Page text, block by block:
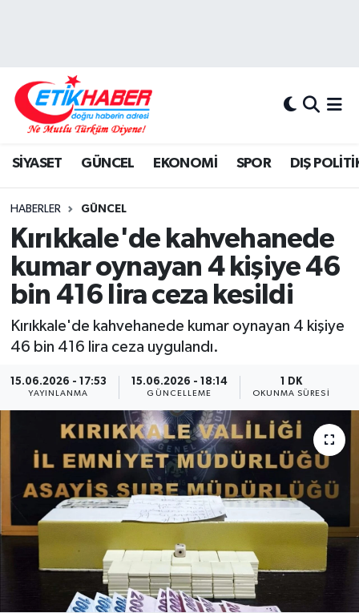
SİYASET GÜNCEL EKONOMİ SPOR DIŞ
HABERLER GÜNCEL
Kırıkkale'de kahvehanede
kumar oynayan 4 kişiye 46
bin 416 lira ceza kesildi
Kırıkkale'de kahvehanede kumar oynayan 4 kişiye
46 bin 416 lira ceza uygulandı.
15.06.2026 - 17:53
YAYINLANMA
15.06.2026 - 18:14
GÜNCELLEME
1 DK
OKUNMA SÜRESI
DIŞ POLİTİKA
KÖŞE YAZILARI
KÜLTÜR-SANAT-MAGAZİN
MEDYA
ÖZEL HABER
RÖPORTAJLAR
SAĞLIK
SİYASET
GÜNCEL
SPOR
Hava Durumu
Tüm Manşetler
Son Dakika Haberleri
Haber Arşivi